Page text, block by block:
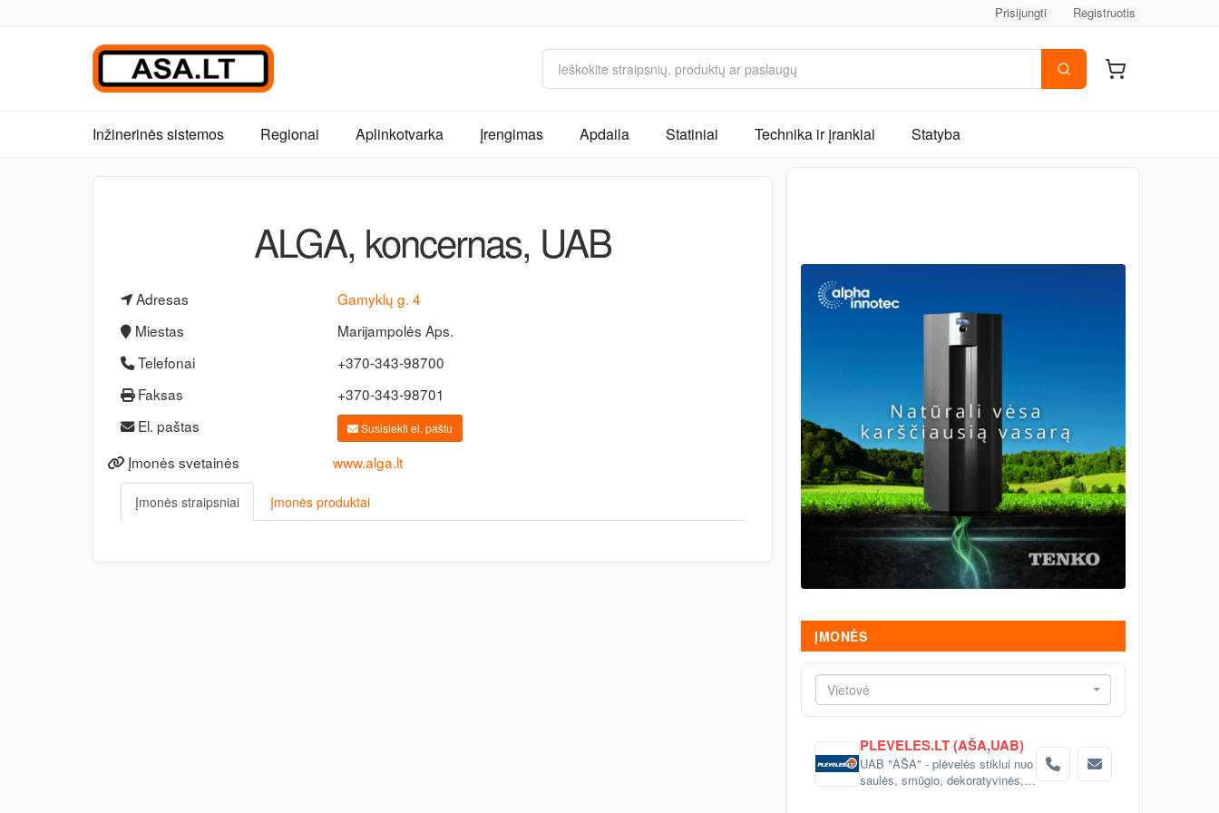
Prisijungti Registruotis
Inžinerinės sistemos Regionai Aplinkotvarka Įrengimas Apdaila Statiniai Technika ir įrankiai Statyba
ALGA, koncernas, UAB
Adresas
Gamyklų g. 4
Miestas
Marijampolės Aps.
Telefonai
+370-343-98700
Faksas
+370-343-98701
El. paštas
Susisiekti el. paštu
Įmonės svetainės www.alga.lt
Įmonės straipsniai Įmonės produktai
ĮMONĖS
Vietovė
PLEVELES.LT (AŠA,UAB)
UAB "AŠA" - plėvelės stiklui nuo
saulės, smūgio, dekoratyvinės,